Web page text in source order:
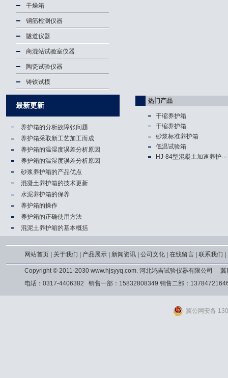
干燥箱
钢筋检测仪器
隧道仪器
商混站试验室仪器
陶瓷试验仪器
铸铁试模
最新更新
养护箱的分析故障张问题
养护箱​采取新工艺加工而成
养护箱的温湿度误差分析原因
养护箱的温湿度误差分析原因
砂浆养护箱的产品优点
混凝土养护箱的技术更新
水泥养护箱的保养
养护箱的操作
养护箱的正确使用方法
混泥土养护箱的基本概括
热门产品
干缩养护箱
干缩养护箱
砂浆标准养护箱
低温试验箱
HJ-84型混凝土加速养护···
网站首页| 关于我们 产品展示| 新闻资讯| 公司文化| 在线留言| 联系我们
Copyright © 2011-2030 www.hjsyyq.com. 河北鸿吉试验仪器有限公司
冀
电话：0317-4406382 销售一部：15832808349 销售二部：
冀公网安备